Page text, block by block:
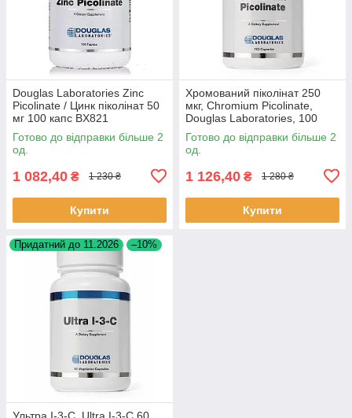
Douglas Laboratories Zinc
Picolinate / Цинк піколінат 50
мг 100 капс BX821
Готово до відправки більше 2
од.
1 082,40 ₴ 1 230 ₴
Купити
Хромований піколінат 250
мкг, Chromium Picolinate,
Douglas Laboratories, 100
капсул BX856
Готово до відправки більше 2
од.
1 126,40 ₴ 1 280 ₴
Купити
Придатний до 11.2026 –10%